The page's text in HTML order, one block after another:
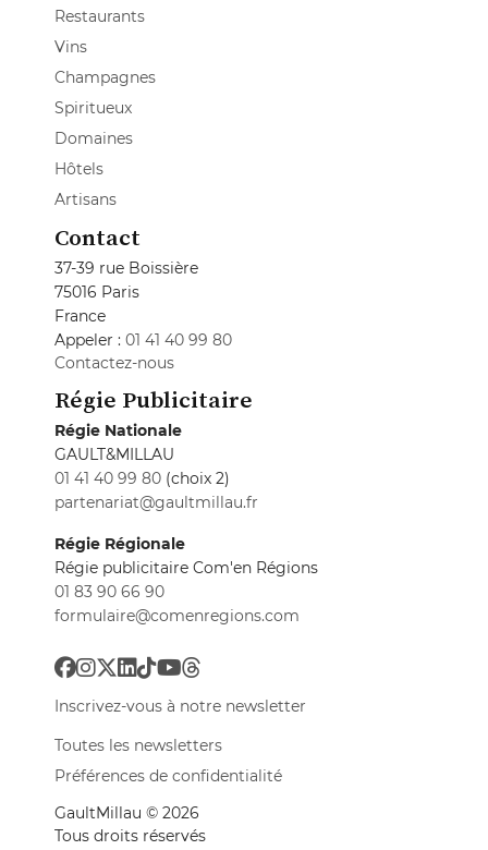
Restaurants
Vins
Champagnes
Spiritueux
Domaines
Hôtels
Artisans
Contact
37-39 rue Boissière
75016 Paris
France
Appeler : 01 41 40 99 80
Contactez-nous
Régie Publicitaire
Régie Nationale
GAULT&MILLAU
01 41 40 99 80 (choix 2)
partenariat@gaultmillau.fr
Régie Régionale
Régie publicitaire Com'en Régions
01 83 90 66 90
formulaire@comenregions.com
Inscrivez-vous à notre newsletter
Toutes les newsletters
Préférences de confidentialité
GaultMillau © 2026
Tous droits réservés